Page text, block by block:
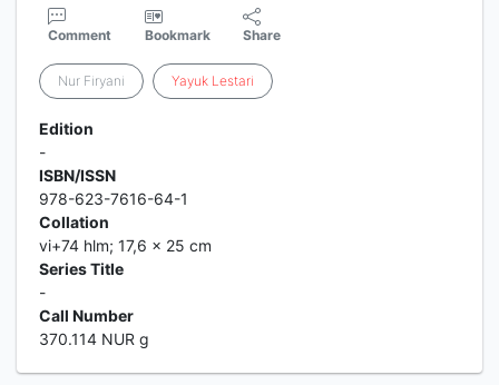
Comment Bookmark Share
Nur Firyani Yayuk Lestari
Edition
-
ISBN/ISSN
978-623-7616-64-1
Collation
vi+74 hlm; 17,6 x 25 cm
Series Title
-
Call Number
370.114 NUR g